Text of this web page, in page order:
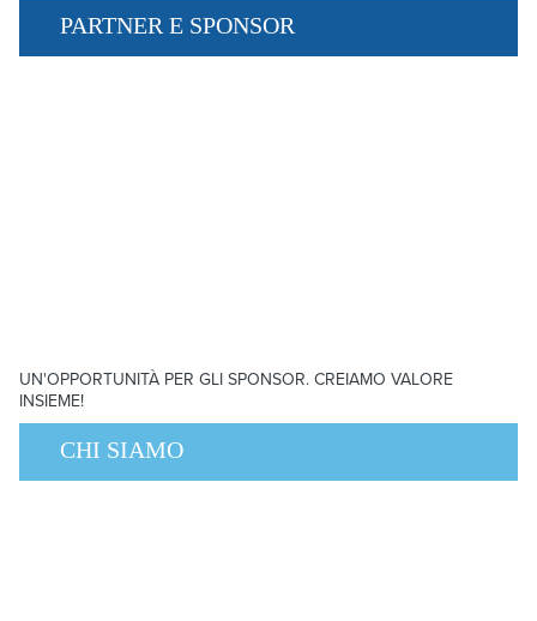
PARTNER E SPONSOR
UN'OPPORTUNITÀ PER GLI SPONSOR. CREIAMO VALORE
INSIEME!
CHI SIAMO